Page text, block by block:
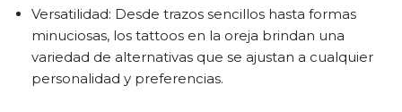
Versatilidad: Desde trazos sencillos hasta formas
minuciosas, los tattoos en la oreja brindan una
variedad de alternativas que se ajustan a cualquier
personalidad y preferencias.